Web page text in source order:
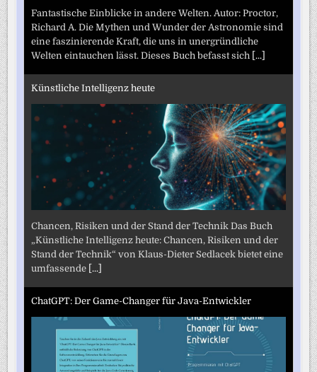
Fantastische Einblicke in andere Welten. Autor: Proctor,
Richard A. Die Mythen und Wunder der Astronomie sind
eine faszinierende Kraft, die uns in unergründliche
Welten eintauchen lässt. Dieses Buch befasst sich
[...]
Künstliche Intelligenz heute
Chancen, Risiken und der Stand der Technik Das Buch
„Künstliche Intelligenz heute: Chancen, Risiken und der
Stand der Technik“ von Klaus-Dieter Sedlacek bietet eine
umfassende [...]
ChatGPT: Der Game-Changer für Java-Entwickler